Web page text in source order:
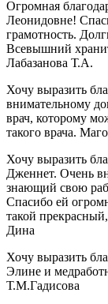
Огромная
Леонидовне!
грамотность.
Всевышний
Лабазанова Т.А.
Хочу выразить
внимательному
врач, которому
такого врача.
Хочу выразить
Дженнет. Очень
знающий свою
Спасибо ей
такой
Дина
Хочу выразить
Элине и
Т.М.Гадисова